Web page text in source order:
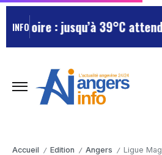
INFO : jusqu’à 39°C
Accueil / Edition / Angers / Ligue Magnus :